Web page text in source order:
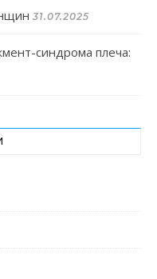
31.07.2025
синдрома плеча: